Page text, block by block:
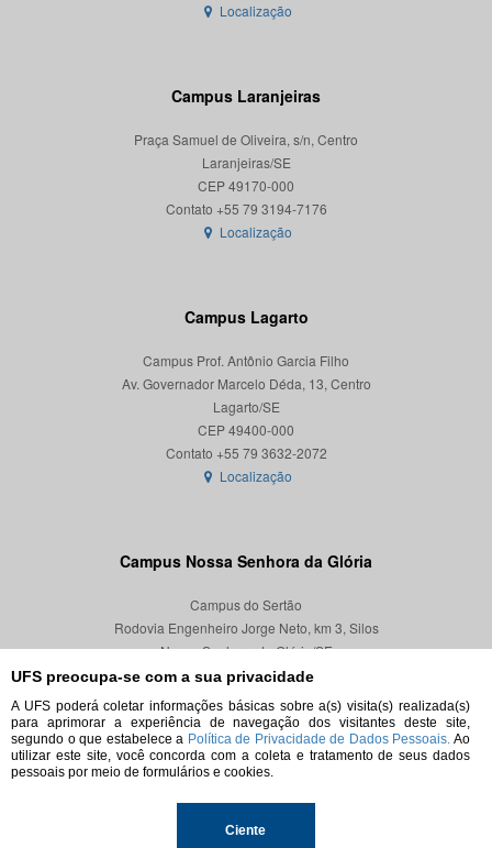
UFS preocupa-se com a sua privacidade
A UFS poderá coletar informações básicas sobre a(s) visita(s) realizada(s)
para aprimorar a experiência de navegação dos visitantes deste site,
segundo o que estabelece a Política de Privacidade de Dados Pessoais. Ao
utilizar este site, você concorda com a coleta e tratamento de seus dados
pessoais por meio de formulários e cookies.
Ciente
Localização
Campus Laranjeiras
Praça Samuel de Oliveira, s/n, Centro
Laranjeiras/SE
CEP 49170-000
Localização
Campus Lagarto
Campus Prof. Antônio Garcia Filho
Av. Governador Marcelo Déda, 13, Centro
Lagarto/SE
CEP 49400-000
Localização
Campus Nossa Senhora da Glória
Campus do Sertão
Rodovia Engenheiro Jorge Neto, km 3, Silos
Nossa Senhora da Glória/SE
CEP 49680-000
Localização
© 2026. Todos os direitos reservados.